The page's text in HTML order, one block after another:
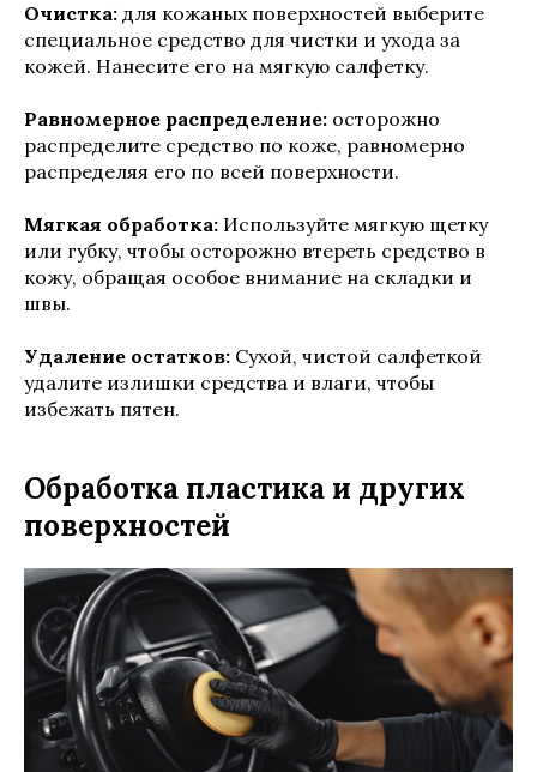
Очистка: для кожаных поверхностей выберите
специальное средство для чистки и ухода за
кожей. Нанесите его на мягкую салфетку.
Равномерное распределение: осторожно
распределите средство по коже, равномерно
распределяя его по всей поверхности.
Мягкая обработка: Используйте мягкую щетку
или губку, чтобы осторожно втереть средство в
кожу, обращая особое внимание на складки и
швы.
Удаление остатков: Сухой, чистой салфеткой
удалите излишки средства и влаги, чтобы
избежать пятен.
Обработка пластика и других
поверхностей